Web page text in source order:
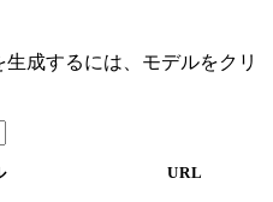
成するには、モデルをクリ
URL